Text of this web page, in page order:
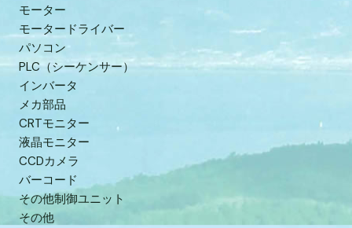
モーター
モータードライバー
パソコン
PLC（シーケンサー）
インバータ
メカ部品
CRTモニター
液晶モニター
CCDカメラ
バーコード
その他制御ユニット
その他